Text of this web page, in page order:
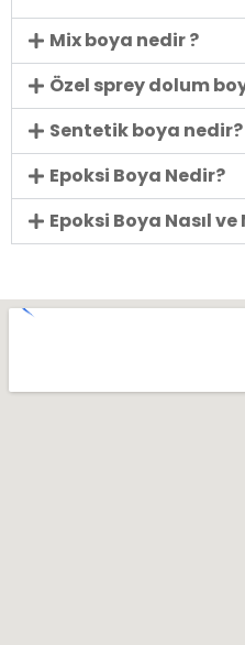
Mix boya nedir ?
Özel sprey dolum
Sentetik boya nedir?
Epoksi Boya Nedir?
Epoksi Boya Nasıl